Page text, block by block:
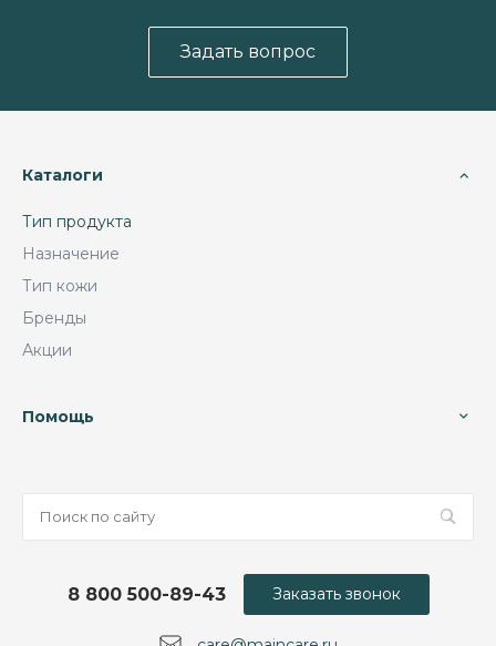
Задать вопрос
Каталоги
Тип продукта
Назначение
Тип кожи
Бренды
Акции
Помощь
8 800 500-89-43 Заказать звонок